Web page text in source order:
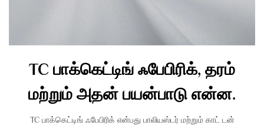
TC பாக்கெட்டிங் ஃபேபிரிக், தரம்
மற்றும் அதன் பயன்பாடு என்ன.
TC பாக்கெட்டிங் ஃபேபிரிக் என்பது பாலியஸ்டர் மற்றும் காட் டன்